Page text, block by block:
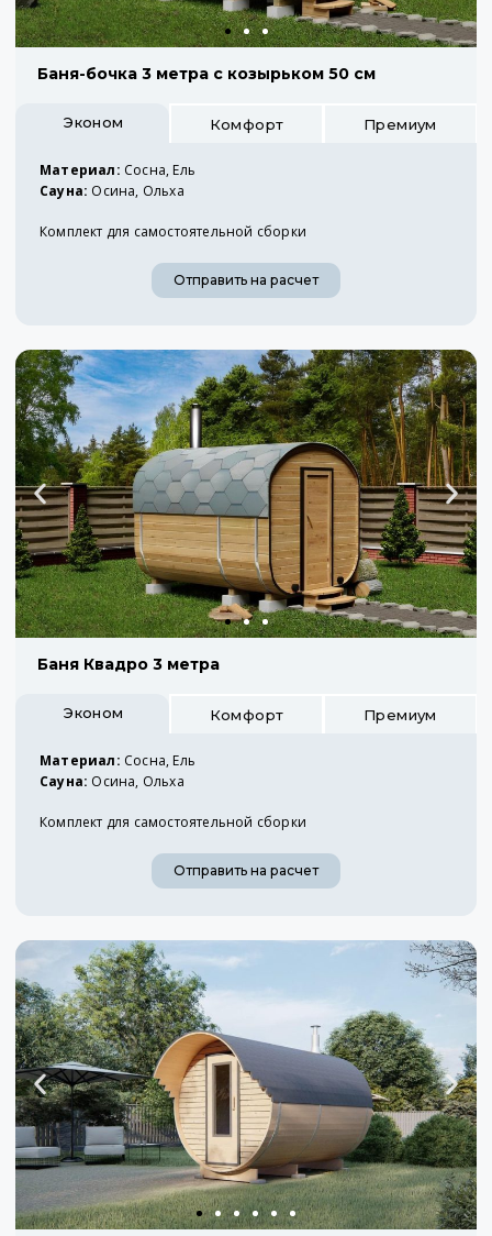
Баня-бочка 3 метра с козырьком 50 см
Эконом Комфорт Премиум
Материал: Сосна, Ель
Сауна: Осина, Ольха
Комплект для самостоятельной сборки
Отправить на расчет
Баня Квадро 3 метра
Эконом Комфорт Премиум
Материал: Сосна, Ель
Сауна: Осина, Ольха
Комплект для самостоятельной сборки
Отправить на расчет